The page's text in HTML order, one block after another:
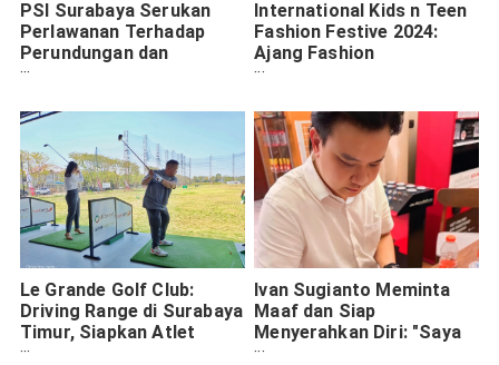
PSI Surabaya Serukan
Perlawanan Terhadap
Perundungan dan
Premanisme di Sekolah
International Kids n Teen
Fashion Festive 2024:
Ajang Fashion
Spektakuler untuk
Le Grande Golf Club:
Driving Range di Surabaya
Timur, Siapkan Atlet
Berkelas PGA
Ivan Sugianto Meminta
Maaf dan Siap
Menyerahkan Diri: "Saya
Menyesal"